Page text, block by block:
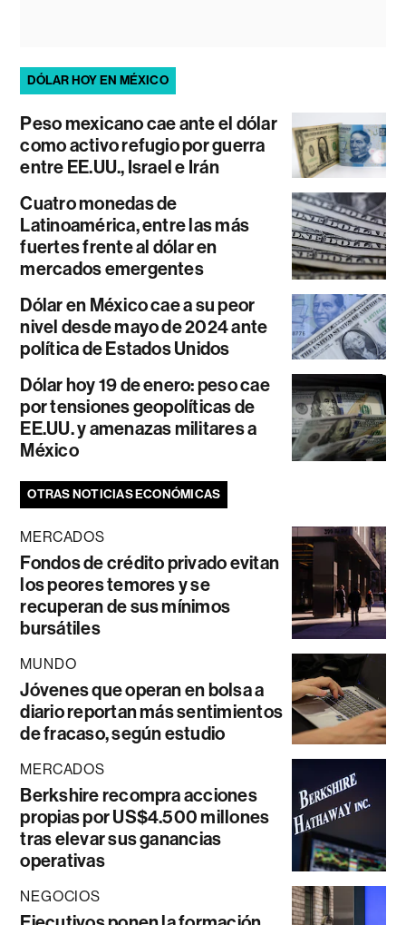
DÓLAR HOY EN MÉXICO
Peso mexicano cae ante el dólar
como activo refugio por guerra
entre EE.UU., Israel e Irán
Cuatro monedas de
Latinoamérica, entre las más
fuertes frente al dólar en
mercados emergentes
Dólar en México cae a su peor
nivel desde mayo de 2024 ante
política de Estados Unidos
Dólar hoy 19 de enero: peso cae
por tensiones geopolíticas de
EE.UU. y amenazas militares a
México
OTRAS NOTICIAS ECONÓMICAS
MERCADOS
Fondos de crédito privado evitan
los peores temores y se
recuperan de sus mínimos
bursátiles
MUNDO
Jóvenes que operan en bolsa a
diario reportan más sentimientos
de fracaso, según estudio
MERCADOS
Berkshire recompra acciones
propias por US$4.500 millones
tras elevar sus ganancias
operativas
NEGOCIOS